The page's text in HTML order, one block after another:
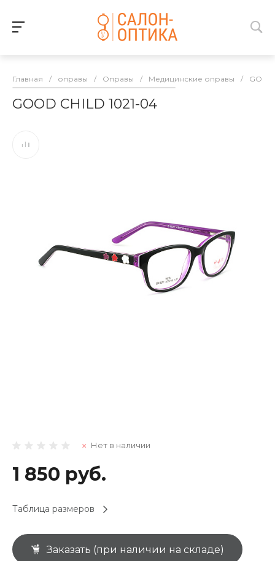
Главная / оправы / Оправы / Медицинские оправы /
GOOD CHILD 1021-04
Нет в наличии
1 850 руб.
Таблица размеров
Заказать (при наличии на складе)